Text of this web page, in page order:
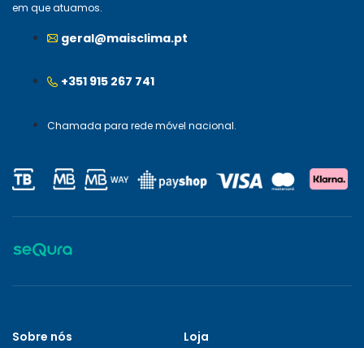
em que atuamos.
geral@maisclima.pt
+351 915 267 741
Chamada para rede móvel nacional.
Sobre nós
Loja